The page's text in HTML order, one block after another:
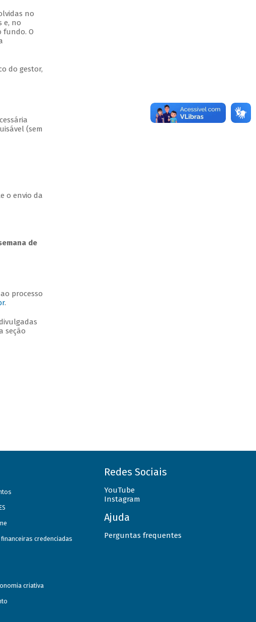
no
e, no
fundo. O
do gestor,
(sem
o envio da
de
processo
.
seção
credenciadas
criativa
Redes Sociais
YouTube
Instagram
Ajuda
Perguntas frequentes